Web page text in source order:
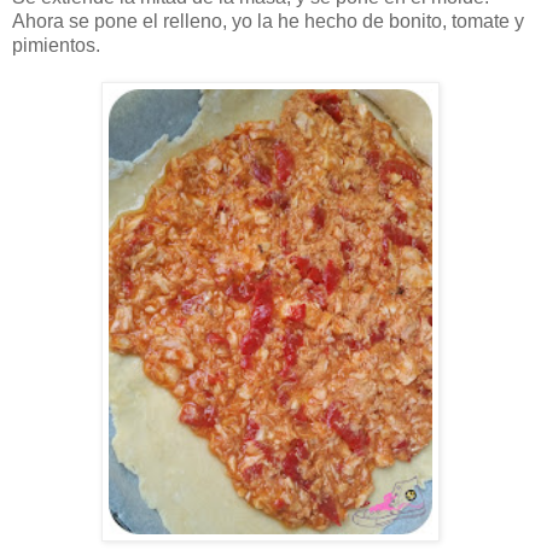
Ahora se pone el relleno, yo la he hecho de bonito, tomate y
pimientos.